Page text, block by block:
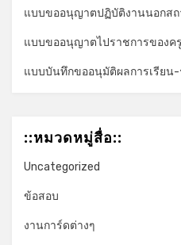
แบบขออนุญาตปฏิบัติงานนอกสถ
แบบขออนุญาตไปราชการของค
แบบบันทึกขออนุมัติผลการเรียน-
::หมวดหมู่สื่อ::
Uncategorized
ข้อสอบ
งานการ์ดต่างๆ